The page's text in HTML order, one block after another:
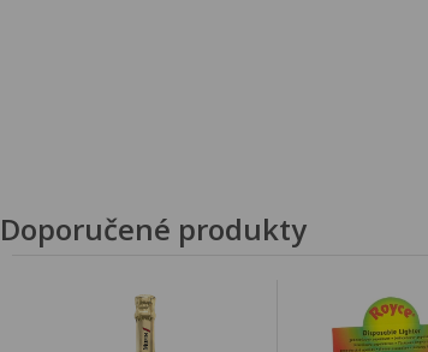
Doporučené produkty